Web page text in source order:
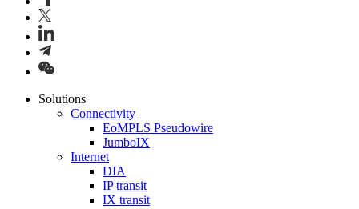
Solutions
Connectivity
EoMPLS Pseudowire
JumboIX
Internet
DIA
IP transit
IX transit